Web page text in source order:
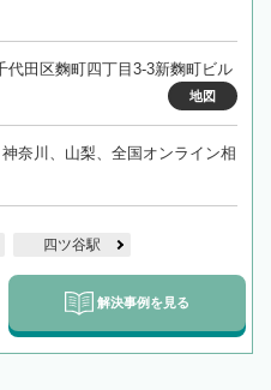
代田区麴町四丁目3-3新麴町ビル
地図
奈川、山梨、全国オンライン相
四ツ谷駅
解決事例を見る